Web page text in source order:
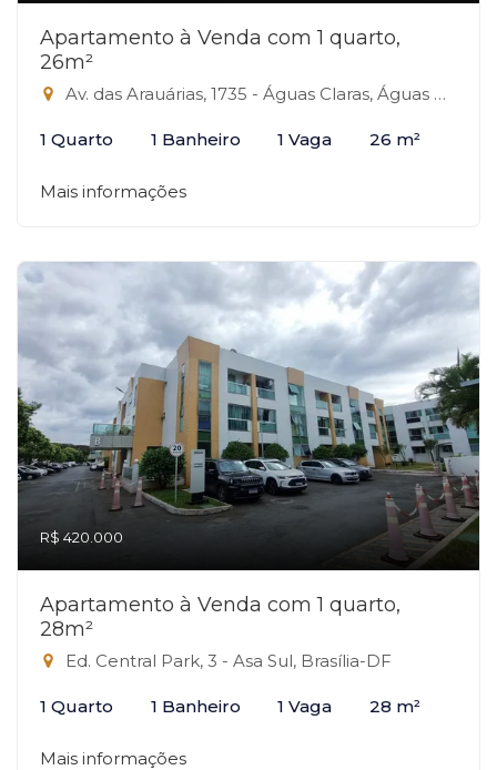
Apartamento à Venda com 1 quarto,
26m²
Av. das Arauárias, 1735 - Águas Claras, Águas Claras-DF
1 Quarto 1 Banheiro 1 Vaga 26 m²
Mais informações
R$ 420.000
Apartamento à Venda com 1 quarto,
28m²
Ed. Central Park, 3 - Asa Sul, Brasília-DF
1 Quarto 1 Banheiro 1 Vaga 28 m²
Mais informações